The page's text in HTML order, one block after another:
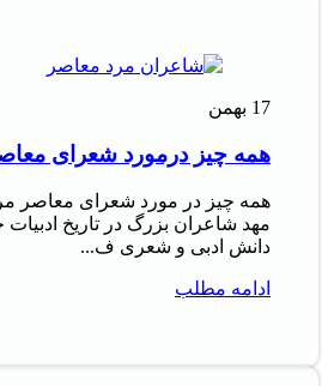
17 بهمن
همه چیز درمورد شعرای
همه چیز در مورد شعرای معاصر
مهد شاعران بزرگ در تاریخ
دانش ادبی و شعری ف...
ادامه مطلب